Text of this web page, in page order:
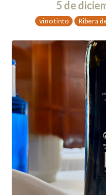
5 de
vino tinto Ribera